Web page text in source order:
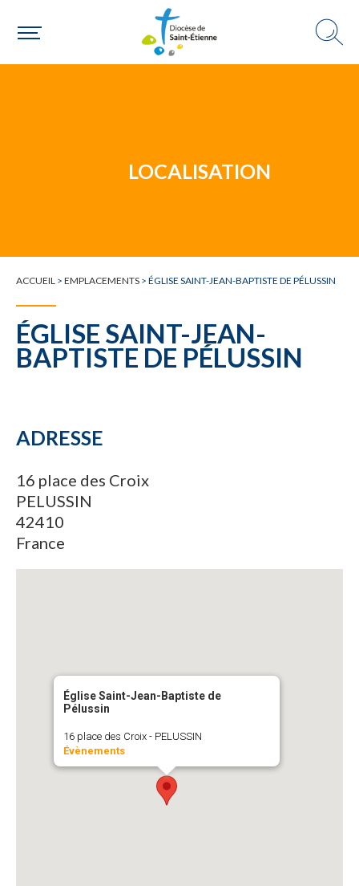
Un mouvement
LOCALISATION
ACCUEIL > EMPLACEMENTS > ÉGLISE SAINT-JEAN-BAPTISTE DE PÉLUSSIN
ÉGLISE SAINT-JEAN-
BAPTISTE DE PÉLUSSIN
ADRESSE
16 place des Croix
PELUSSIN
42410
France
Église Saint-Jean-Baptiste de
Pélussin
16 place des Croix - PELUSSIN
Évènements